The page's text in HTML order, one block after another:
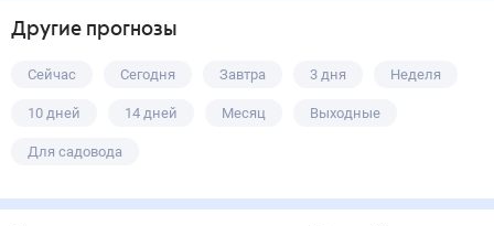
Другие прогнозы
Сейчас Сегодня Завтра 3 дня Неделя
10 дней 14 дней Месяц Выходные
Для садовода